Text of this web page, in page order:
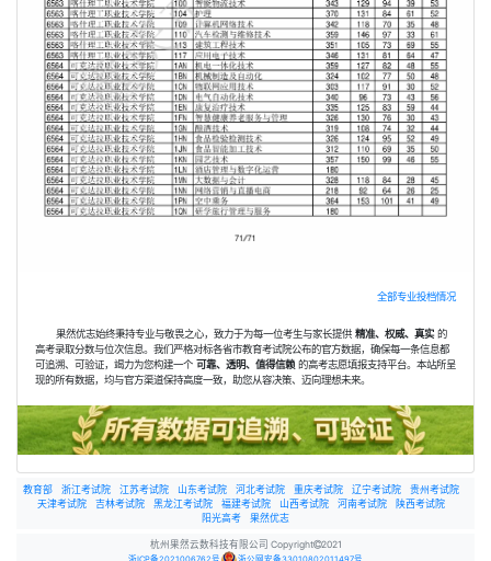
全部专业投档情况
果然优志始终秉持专业与敬畏之心，致力于为每一位考生与家长提供 精准、权威、真实的
高考录取分数与位次信息。我们严格对标各省市教育考试院公布的官方数据，确保每一条信息都
可追溯、可验证，竭力为您构建一个 可靠、透明、值得信赖 的高考志愿填报支持平台。本站所呈
现的所有数据，均与官方渠道保持高度一致，助您从容决策、迈向理想未来。
教育部 浙江考试院 江苏考试院 山东考试院 河北考试院 重庆考试院 辽宁考试院
贵州考试院
天津考试院
吉林考试院 黑龙江考试院 福建考试院 山西考试院 河南考试院
陕西考试院
阳光高考
果然优志
杭州果然云数科技有限公司 Copyright 2021